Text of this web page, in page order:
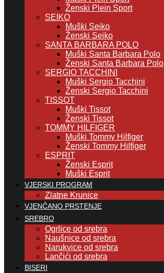
Ženski Plein Sport
SEIKO
Muški Seiko
Ženski Seiko
SANTA BARBARA POLO
Muški Santa Barbara Polo
Ženski Santa Barbara Polo
SERGIO TACCHINI
Muški Sergio Tacchini
Ženski Sergio Tacchini
TISSOT
Muški Tissot
Ženski Tissot
TOMMY HILFIGER
Muški Tommy Hilfiger
Ženski Tommy Hilfiger
ESPRIT
Ženski Esprit
Muški Esprit
VJERSKI PROGRAM
Zlatne Krunice
VJENČANO PRSTENJE
SREBRO
Ogrlice od srebra
Naušnice od srebra
Narukvice od srebra
Lančići od srebra
BISERI